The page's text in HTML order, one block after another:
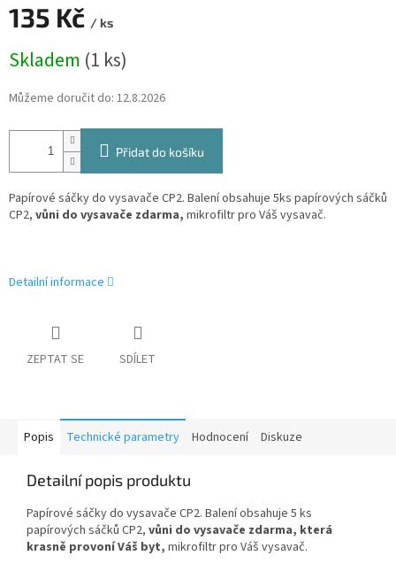
135 Kč / ks
cena:
Skladem (1 ks)
Můžeme doručit do: 12.8.2026
Přidat do košíku
Papírové sáčky do vysavače CP2. Balení obsahuje 5ks papírových sáčků
CP2, vůni do vysavače zdarma, mikrofiltr pro Váš vysavač.
Detailní informace
ZEPTAT SE SDÍLET
Popis Technické parametry Hodnocení Diskuze
Detailní popis produktu
Papírové sáčky do vysavače CP2. Balení obsahuje 5 ks
papírových sáčků CP2, vůni do vysavače zdarma, která
krasně provoní Váš byt, mikrofiltr pro Váš vysavač.